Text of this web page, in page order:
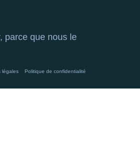
parce que nous le
légales Politique de confidentialité